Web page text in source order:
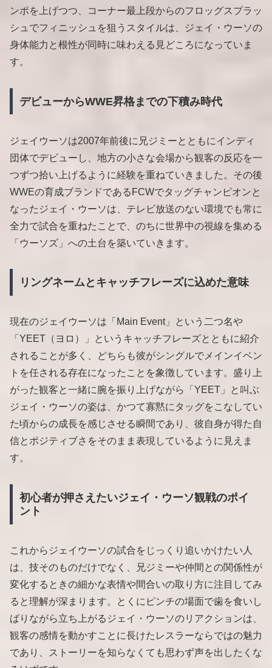
ンポを上げつつ、コーナー最上段からのフロッグスプラッ
シュでフィニッシュを狙うスタイルは、ジェイ・ウーソの
身体能力と根性が同時に味わえる見どころになっていま
す。
デビューからWWE昇格までの下積み時代
ジェイウーソは2007年前後に兄ジミーとともにインディ
団体でデビューし、地方の小さな会場から観客の反応を一
つずつ拾い上げるように経験を重ねていきました。その後
WWEの育成ブランドであるFCWでタッグチャンピオンと
なったジェイ・ウーソは、テレビ放送のない環境でも常に
全力で試合を重ねたことで、のちに世界中の視線を集める
「ウーソズ」への土台を築いていきます。
リングネームとキャッチフレーズに込めた意味
現在のジェイウーソは「Main Event」という二つ名や
「YEET（ヨロ）」というキャッチフレーズとともに紹介
されることが多く、どちらも彼がシングルでメインイベン
トを任される存在になったことを象徴しています。盛り上
がった観客と一緒に腕を振り上げながら「YEET」と叫ぶ
ジェイ・ウーソの姿は、かつて寡黙にタッグをこなしてい
た頃からの成長を感じさせる瞬間であり、彼自身が得た自
信とポジティブさをそのまま表現しているように見えま
す。
初心者が押さえたいジェイ・ウーソ観戦のポイ
ント
これからジェイウーソの試合をじっくり追いかけたい人
は、技そのものだけでなく、兄ジミーや仲間との関係性が
変化するときの細かな表情や間合いの取り方に注目してみ
ると理解が深まります。とくにピンチの場面で歯を食いし
ばりながら立ち上がるジェイ・ウーソのリアクションは、
観客の感情を動かすことに長けたレスラーならではの魅力
であり、ストーリーを知らなくても思わず声を出したくな